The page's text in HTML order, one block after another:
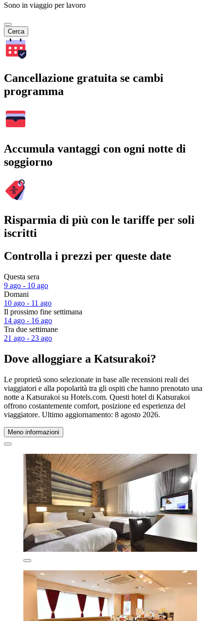
Sono in viaggio per lavoro
Cerca
Cancellazione gratuita se cambi
programma
Accumula vantaggi con ogni notte di
soggiorno
Risparmia di più con le tariffe per soli
iscritti
Controlla i prezzi per queste date
Questa sera
9 ago - 10 ago
Domani
10 ago - 11 ago
Il prossimo fine settimana
14 ago - 16 ago
Tra due settimane
21 ago - 23 ago
Dove alloggiare a Katsurakoi?
Le proprietà sono selezionate in base alle recensioni reali dei
viaggiatori e alla popolarità tra gli ospiti che hanno prenotato una
notte a Katsurakoi su Hotels.com. Questi hotel di Katsurakoi
offrono costantemente comfort, posizione ed esperienza del
viaggiatore. Ultimo aggiornamento: 8 agosto 2026.
Meno informazioni